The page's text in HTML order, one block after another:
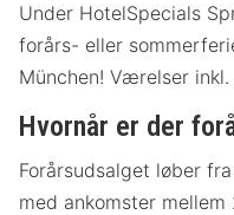
Under HotelSpecials
forårs- eller
München! Værelser
Hvornår er der
Forårsudsalget løber
med ankomster